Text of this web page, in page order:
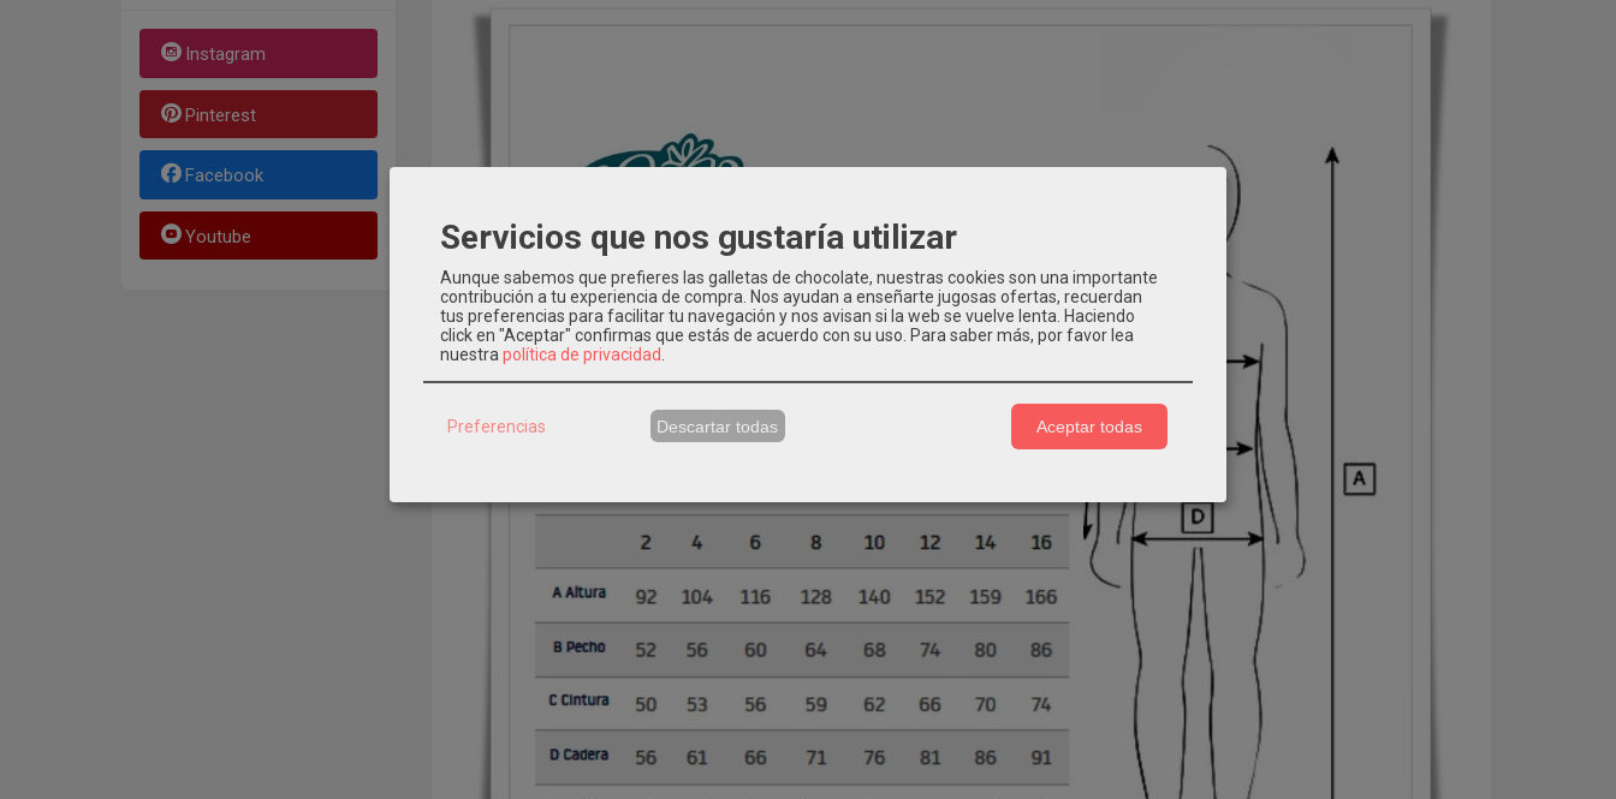
Instagram
Pinterest
Facebook
Youtube Servicios que nos gustaría utilizar
Aunque sabemos que prefieres las galletas de chocolate, nuestras cookies son una importante
contribución a tu experiencia de compra. Nos ayudan a enseñarte jugosas ofertas, recuerdan
tus preferencias para facilitar tu navegación y nos avisan si la web se vuelve lenta. Haciendo
click en "Aceptar" confirmas que estás de acuerdo con su uso. Para saber más, por favor lea
nuestrapolítica de privacidad.
Preferencias Descartar todas Aceptar todas